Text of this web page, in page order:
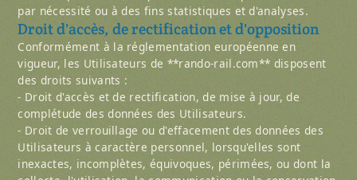
par nécessité ou à des fins statistiques et d'analyses.
Droit d'accès, de rectification et d'opposition
Conformément à la réglementation européenne en
vigueur, les Utilisateurs de **rando-rail.com** disposent
des droits suivants :
- Droit d'accès et de rectification, de mise à jour, de
complétude des données des Utilisateurs.
- Droit de verrouillage ou d'effacement des données des
Utilisateurs à caractère personnel, lorsqu'elles sont
inexactes, incomplètes, équivoques, périmées, ou dont la